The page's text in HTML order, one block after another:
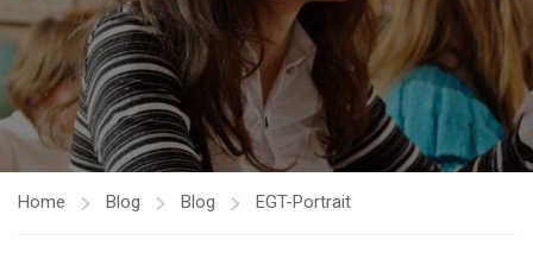
Home Blog Blog EGT-Portrait